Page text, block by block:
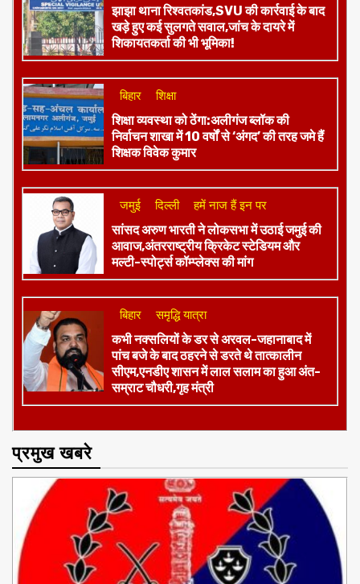
झाझा थाना रिश्वतकांड,SVU की कार्रवाई के बाद
खड़े हुए कई सुलगते सवाल,जांच के दायरे में
शिकायतकर्ता की भी भूमिका!
बिहार शिक्षा
शिक्षा व्यवस्था को ठेंगा:अलीगंज ब्लॉक की
निर्वाचन शाखा में 10 वर्षों से ‘अंगद’ की तरह जमे हैं
शिक्षक विवेक कुमार
जमुई दिल्ली हमें नाज हैं इन पर
​सांसद अरुण भारती ने लोकसभा में उठाई जमुई की
आवाज,अंतरराष्ट्रीय क्रिकेट स्टेडियम और
मल्टी-स्पोर्ट्स कॉम्प्लेक्स की मांग
बिहार समृद्धि यात्रा
कभी नक्सलियों के डर से अरवल-जहानाबाद में
पांच बजे के बाद ठहरने से डरते थे तात्कालीन
सीएम,एनडीए शासन में लाल सलाम का हुआ अंत-
सम्राट चौधरी,गृह मंत्री
प्रमुख खबरे